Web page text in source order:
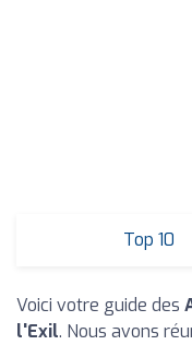
Top 10
Voici votre guide des
l'Exil. Nous avons